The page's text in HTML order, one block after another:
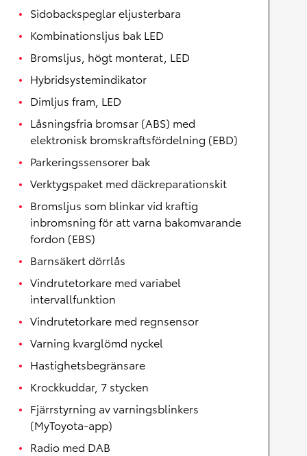
Sidobackspeglar eljusterbara
Kombinationsljus bak LED
Bromsljus, högt monterat, LED
Hybridsystemindikator
Dimljus fram, LED
Låsningsfria bromsar (ABS) med
elektronisk bromskraftsfördelning (EBD)
Parkeringssensorer bak
Verktygspaket med däckreparationskit
Bromsljus som blinkar vid kraftig
inbromsning för att varna bakomvarande
fordon (EBS)
Barnsäkert dörrlås
Vindrutetorkare med variabel
intervallfunktion
Vindrutetorkare med regnsensor
Varning kvarglömd nyckel
Hastighetsbegränsare
Krockkuddar, 7 stycken
Fjärrstyrning av varningsblinkers
(MyToyota-app)
Radio med DAB